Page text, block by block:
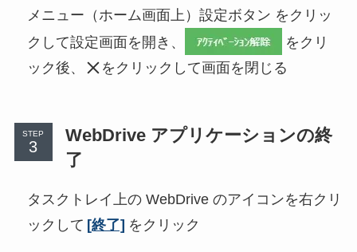
メニュー（ホーム画面上）設定ボタン をクリッ
クして設定画面を開き、
をクリ
ック後、
をクリックして画面を閉じる
STEP
WebDrive アプリケーションの終
了
タスクトレイ上の WebDrive のアイコンを右クリ
ックして [終了] をクリック